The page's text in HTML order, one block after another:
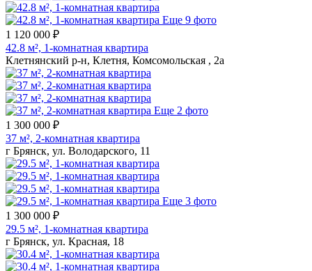
Еще 9 фото
1 120 000 ₽
42.8 м², 1-комнатная квартира
Клетнянский р-н, Клетня, Комсомольская , 2а
Еще 2 фото
1 300 000 ₽
37 м², 2-комнатная квартира
г Брянск, ул. Володарского, 11
Еще 3 фото
1 300 000 ₽
29.5 м², 1-комнатная квартира
г Брянск, ул. Красная, 18